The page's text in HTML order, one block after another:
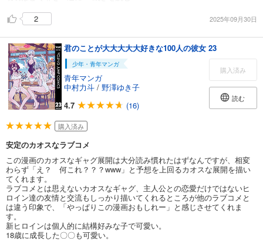
2 2025年09月30日
君のことが大大大大大好きな100人の彼女 23
少年・青年マンガ
青年マンガ
中村力斗 / 野澤ゆき子
4.7
(16)
購入済み
読む
購入済み
安定のカオスなラブコメ
この漫画のカオスなギャグ展開は大分読み慣れたはずなんですが、相変
わらず「え？ 何これ？？？www」と予想を上回るカオスな展開を描い
てくれます。
ラブコメとは思えないカオスなギャグ、主人公との恋愛だけではないヒ
ロイン達の友情と交流もしっかり描いてくれるところが他のラブコメと
は違う印象で、「やっぱりこの漫画おもしれー」と感じさせてくれま
す。
新ヒロインは個人的に結構好みな子で可愛い。
18歳に成長した〇〇も可愛い。